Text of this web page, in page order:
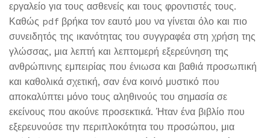
εργαλείο για τους ασθενείς και τους φροντιστές τους.
Καθώς pdf βρήκα τον εαυτό μου να γίνεται όλο και πιο
συνειδητός της ικανότητας του συγγραφέα στη χρήση της
γλώσσας, μια λεπτή και λεπτομερή εξερεύνηση της
ανθρώπινης εμπειρίας που ένιωσα και βαθιά προσωπική
και καθολικά σχετική, σαν ένα κοινό μυστικό που
αποκαλύπτει μόνο τους αληθινούς του σημασία σε
εκείνους που ακούνε προσεκτικά. Ήταν ένα βιβλίο που
εξερευνούσε την περιπλοκότητα του προσώπου, μια